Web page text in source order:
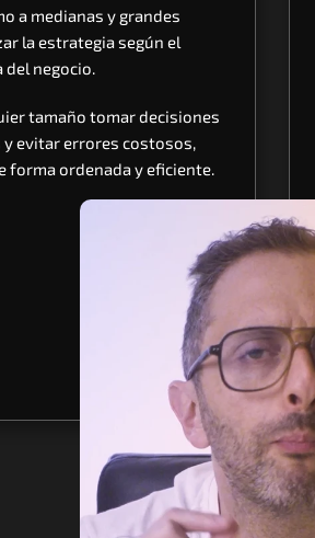
a medianas y grandes
la estrategia según el
negocio.
tamaño tomar decisiones
evitar errores costosos,
forma ordenada y eficiente.